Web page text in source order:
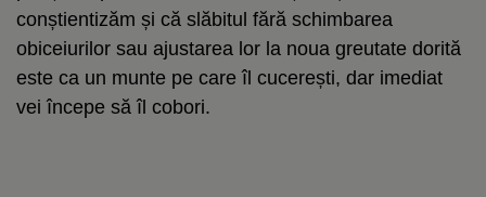
conștientizăm și că slăbitul fără schimbarea
obiceiurilor sau ajustarea lor la noua greutate dorită
este ca un munte pe care îl cucerești, dar imediat
vei începe să îl cobori.